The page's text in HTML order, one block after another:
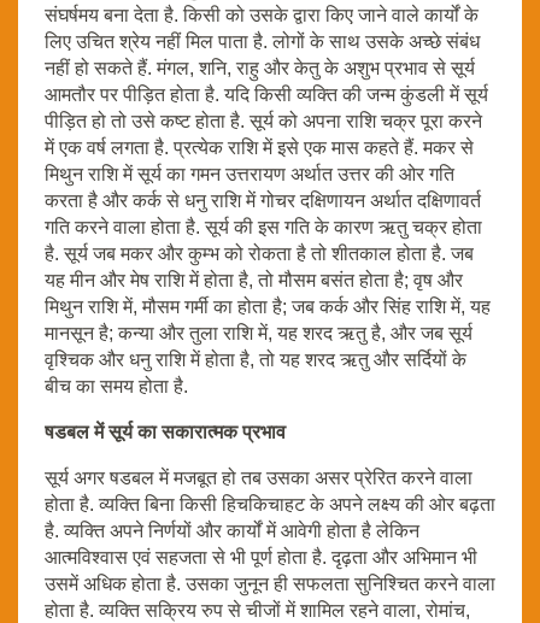
संघर्षमय बना देता है. किसी को उसके द्वारा किए जाने वाले कार्यों के
लिए उचित श्रेय नहीं मिल पाता है. लोगों के साथ उसके अच्छे संबंध
नहीं हो सकते हैं. मंगल, शनि, राहु और केतु के अशुभ प्रभाव से सूर्य
आमतौर पर पीड़ित होता है. यदि किसी व्यक्ति की जन्म कुंडली में सूर्य
पीड़ित हो तो उसे कष्ट होता है. सूर्य को अपना राशि चक्र पूरा करने
में एक वर्ष लगता है. प्रत्येक राशि में इसे एक मास कहते हैं. मकर से
मिथुन राशि में सूर्य का गमन उत्तरायण अर्थात उत्तर की ओर गति
करता है और कर्क से धनु राशि में गोचर दक्षिणायन अर्थात दक्षिणावर्त
गति करने वाला होता है. सूर्य की इस गति के कारण ऋतु चक्र होता
है. सूर्य जब मकर और कुम्भ को रोकता है तो शीतकाल होता है. जब
यह मीन और मेष राशि में होता है, तो मौसम बसंत होता है; वृष और
मिथुन राशि में, मौसम गर्मी का होता है; जब कर्क और सिंह राशि में, यह
मानसून है; कन्या और तुला राशि में, यह शरद ऋतु है, और जब सूर्य
वृश्चिक और धनु राशि में होता है, तो यह शरद ऋतु और सर्दियों के
बीच का समय होता है.
षडबल में सूर्य का सकारात्मक प्रभाव
सूर्य अगर षडबल में मजबूत हो तब उसका असर प्रेरित करने वाला
होता है. व्यक्ति बिना किसी हिचकिचाहट के अपने लक्ष्य की ओर बढ़ता
है. व्यक्ति अपने निर्णयों और कार्यों में आवेगी होता है लेकिन
आत्मविश्वास एवं सहजता से भी पूर्ण होता है. दृढ़ता और अभिमान भी
उसमें अधिक होता है. उसका जुनून ही सफलता सुनिश्चित करने वाला
होता है. व्यक्ति सक्रिय रुप से चीजों में शामिल रहने वाला, रोमांच,